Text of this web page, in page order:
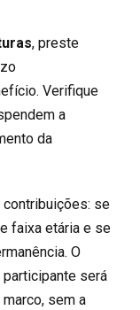
, preste
Verifique
a
da
contribuições: se
faixa etária e se
O
será
sem a